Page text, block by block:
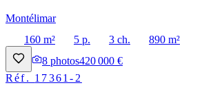
Montélimar
160 m²
5 p. 3 ch.
890 m²
8 photos420 000 €
Réf. 17361-2